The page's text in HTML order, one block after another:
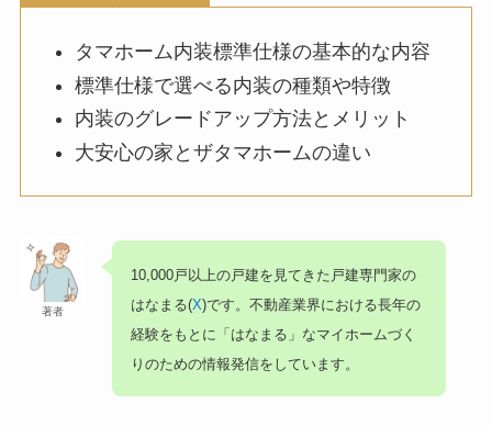
タマホーム内装標準仕様の基本的な内容
標準仕様で選べる内装の種類や特徴
内装のグレードアップ方法とメリット
大安心の家とザタマホームの違い
著者
10,000戸以上の戸建を見てきた戸建専門家の
はなまる(X)です。不動産業界における長年の
経験をもとに「はなまる」なマイホームづく
りのための情報発信をしています。